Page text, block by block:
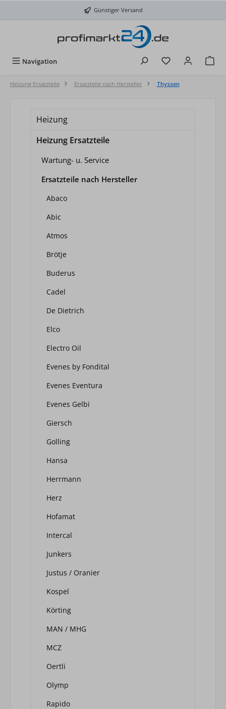
Günstiger Versand
Navigation Du hast 0
Heizung Ersatzteile Ersatzteile nach Hersteller Thyssen
Heizung
Heizung Ersatzteile
Wartung- u. Service
Ersatzteile nach Hersteller
Abaco
Abic
Atmos
Brötje
Buderus
Cadel
De Dietrich
Elco
Electro Oil
Evenes by Fondital
Evenes Eventura
Evenes Gelbi
Giersch
Golling
Hansa
Herrmann
Herz
Hofamat
Intercal
Junkers
Justus / Oranier
Kospel
Körting
MAN / MHG
MCZ
Oertli
Olymp
Rapido